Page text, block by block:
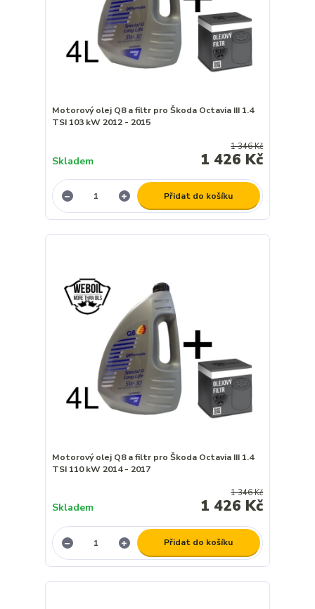
Motorový olej Q8 a filtr pro Škoda Octavia III 1.4
TSI 103 kW 2012 - 2015
1 346 Kč
1 426 Kč
Skladem
Přidat do košíku
Motorový olej Q8 a filtr pro Škoda Octavia III 1.4
TSI 110 kW 2014 - 2017
1 346 Kč
1 426 Kč
Skladem
Přidat do košíku